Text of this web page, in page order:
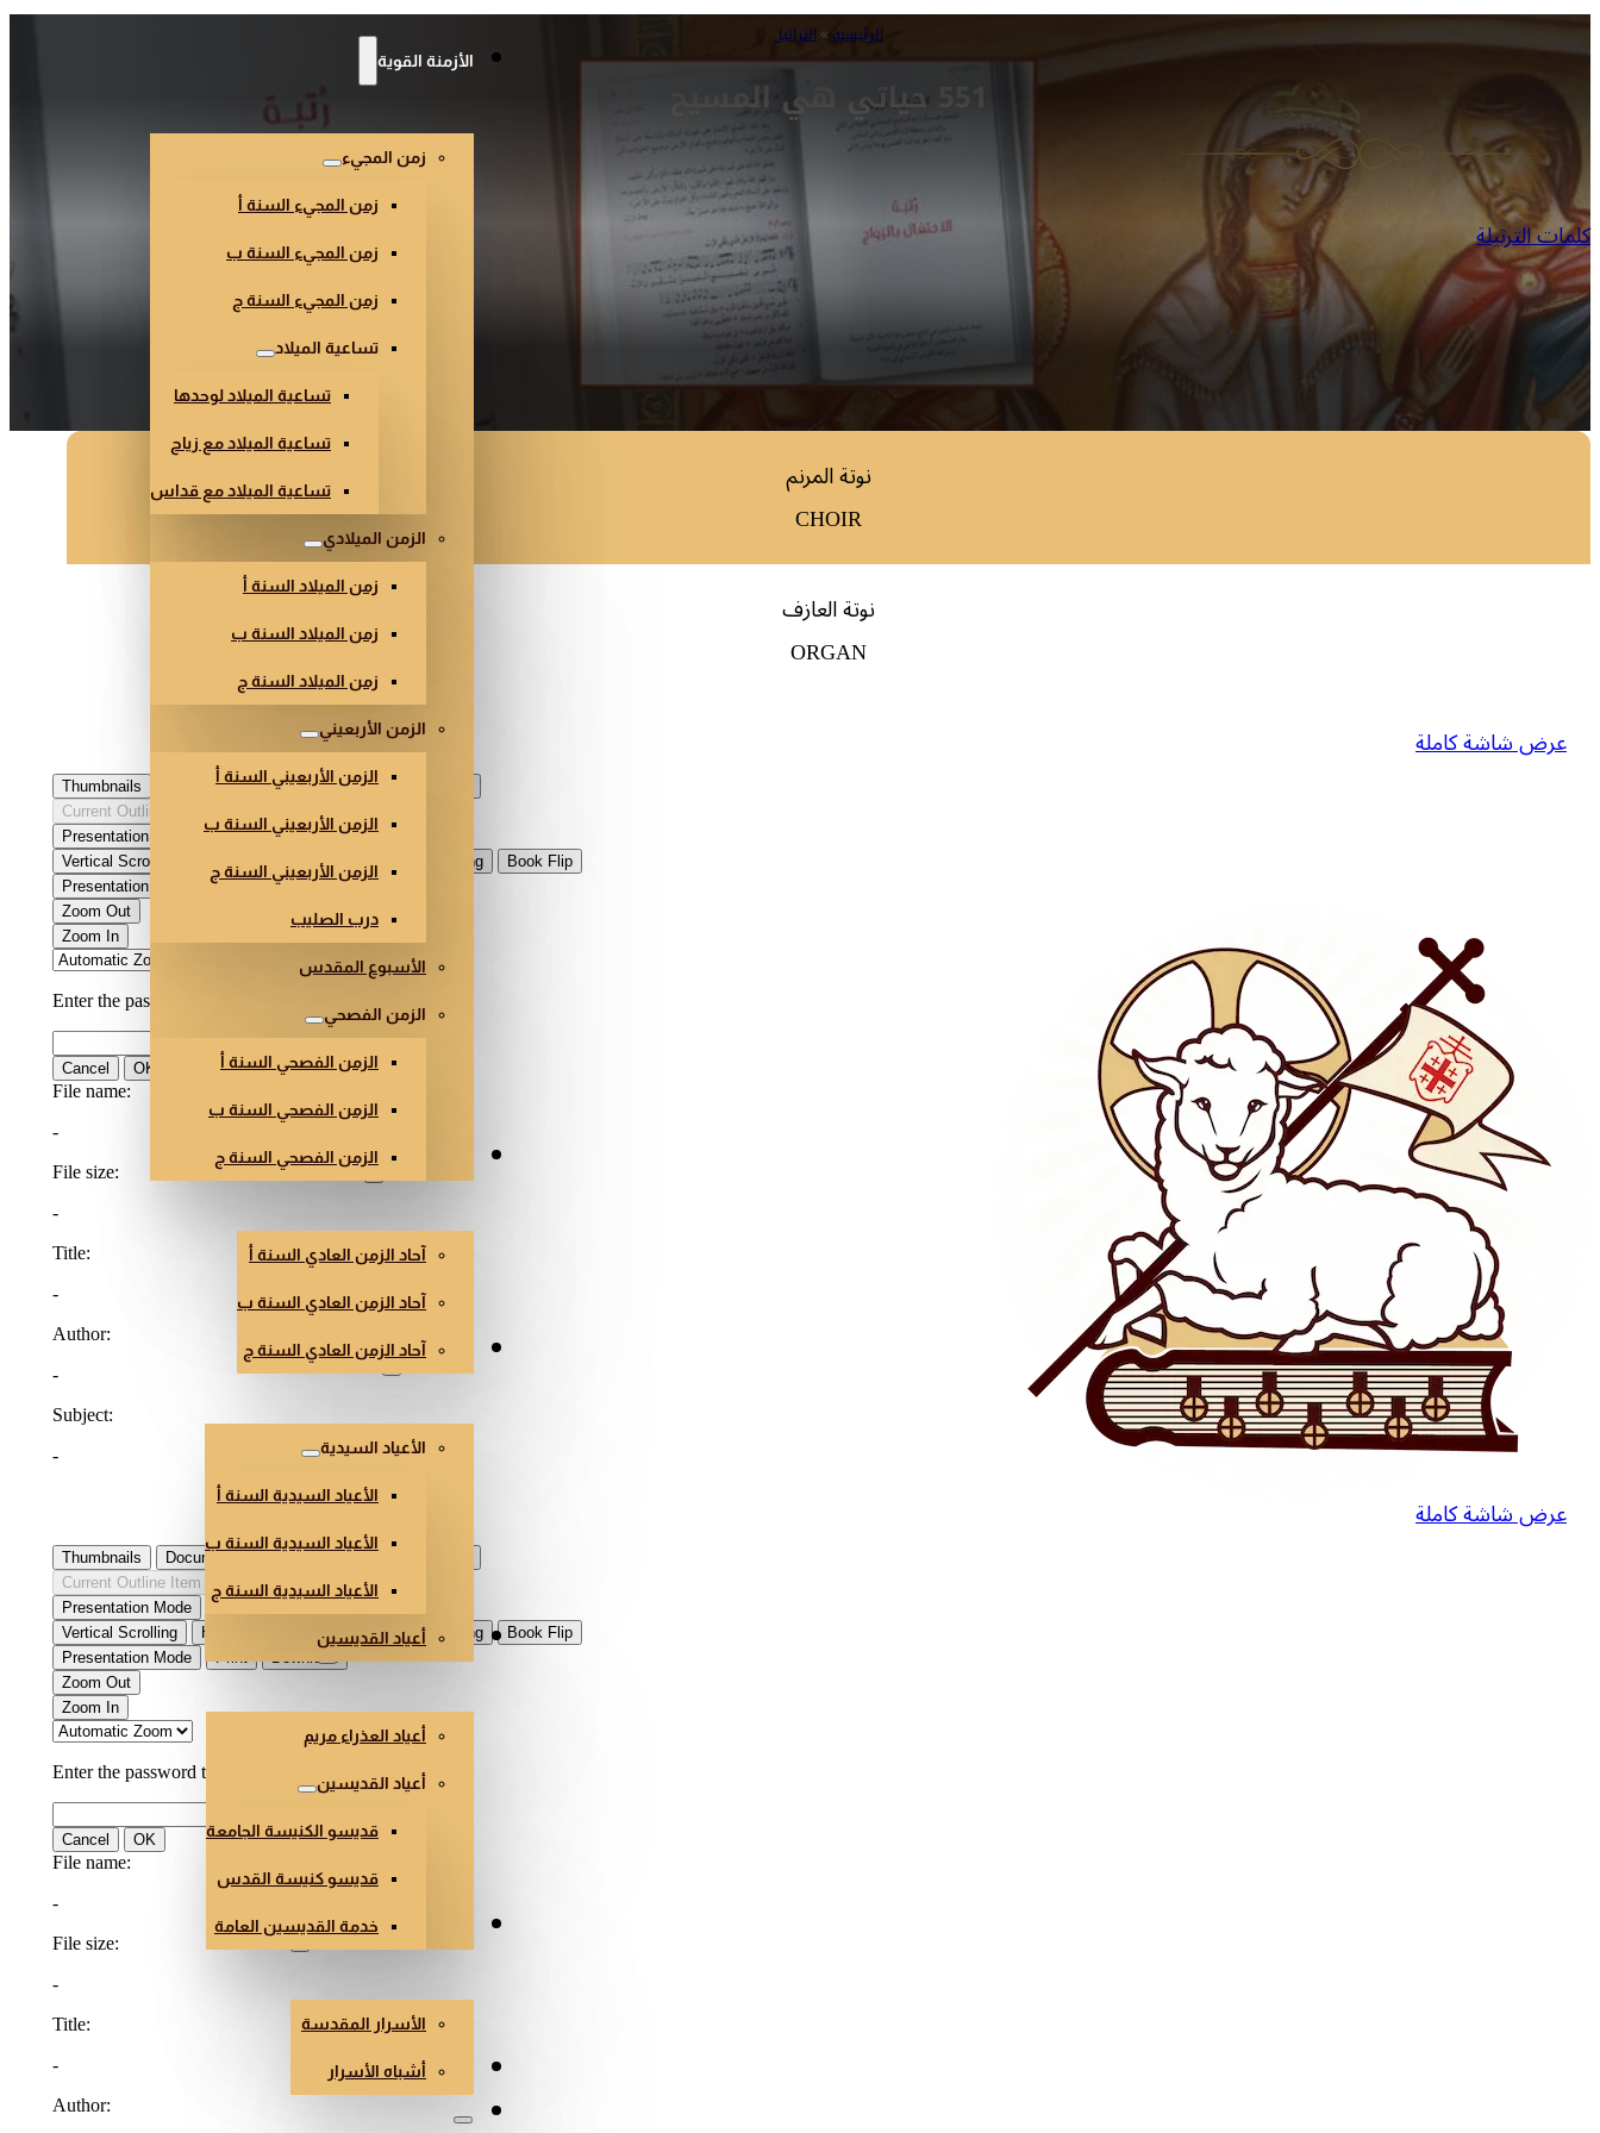
الأزمنة القوية
زمن المجيء
زمن المجيء السنة أ
زمن المجيء السنة ب
زمن المجيء السنة ج
تساعية الميلاد
تساعية الميلاد لوحدها
تساعية الميلاد مع زياح
تساعية الميلاد مع قداس
الزمن الميلادي
زمن الميلاد السنة أ
زمن الميلاد السنة ب
زمن الميلاد السنة ج
الزمن الأربعيني
الزمن الأربعيني السنة أ
الزمن الأربعيني السنة ب
الزمن الأربعيني السنة ج
درب الصليب
الأسبوع المقدس
الزمن الفصحي
الزمن الفصحي السنة أ
الزمن الفصحي السنة ب
الزمن الفصحي السنة ج الزمن العادي
آحاد الزمن العادي السنة أ
آحاد الزمن العادي السنة ب
آحاد الزمن العادي السنة جأعياد أخرى
الأعياد السيدية
الأعياد السيدية السنة أ
الأعياد السيدية السنة ب
الأعياد السيدية السنة ج
أعياد القديسين
العذراء والقديسون
أعياد العذراء مريم
أعياد القديسين
قديسو الكنيسة الجامعة
قديسو كنيسة القدس
خدمة القديسين العامةالأسرار وأشباه الأسرار
الأسرار المقدسة
أشباه الأسرار
هندسة وفن الكنائس
الرئيسية » التراتيل
551 حياتي هي المسيح
كلمات الترتيلة
نوتة المرنم
CHOIR
نوتة العازف
ORGAN
عرض شاشة كاملة
عرض شاشة كاملة